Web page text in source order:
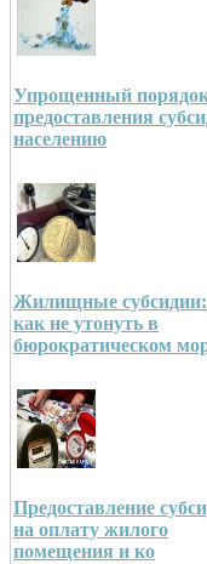
Упрощенный
предоставления
населению
Жилищные субсидии:
как не утонуть в
бюрократическом
Предоставление
на оплату жилого
помещения и ко